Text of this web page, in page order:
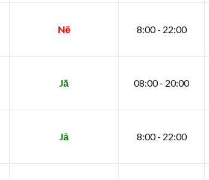
Nē 8:00 - 22:00
Jā 08:00 - 20:00
Jā 8:00 - 22:00